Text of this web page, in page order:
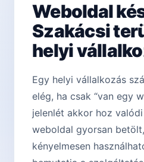
Weboldal
Szakácsi
helyi
Egy helyi vállalkozás
elég, ha csak “van egy
jelenlét akkor hoz
weboldal gyorsan
kényelmesen